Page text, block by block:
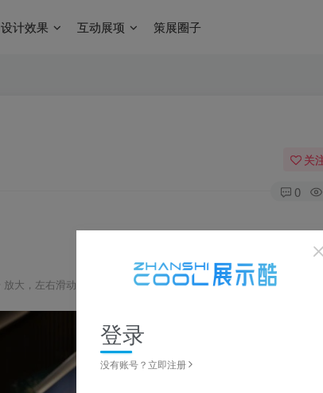
设计效果 互动展项 策展圈子
关
0
放大，左右滑动浏览，更多资料在下载区获取
登录
没有账号？立即注册